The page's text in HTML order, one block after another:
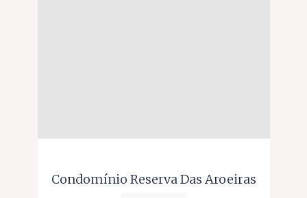
Condomínio Reserva Das Aroeiras